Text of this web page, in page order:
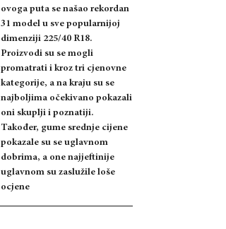
ovoga puta se našao rekordan
31 model u sve popularnijoj
dimenziji 225/40 R18.
Proizvodi su se mogli
promatrati i kroz tri cjenovne
kategorije, a na kraju su se
najboljima očekivano pokazali
oni skuplji i poznatiji.
Također, gume srednje cijene
pokazale su se uglavnom
dobrima, a one najjeftinije
uglavnom su zaslužile loše
ocjene